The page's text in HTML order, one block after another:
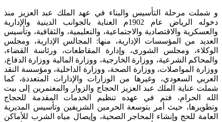
و شملت مرحلة التأسيس والبناء في عهد الملك عبد العزيز منذ
دخوله الرياض عام 1902م العناية بالجوانب الدينية والإدارية
والعسكرية والاقتصادية والاجتماعية، والتعليمية، والثقافية، وتأسيس
العديد من المؤسسات الإدارية، منها: المجالس الإدارية، ومجلس
الوكلاء، ومجلس الشورى، وإدارة المقاطعات، ورئاسة القضاء،
والمحاكم الشرعية، ووزارة الخارجية، ووزارة المالية ووزارة الدفاع،
ووزارة المواصلات، ووزارة الصحة، ووزارة الداخلية، ومؤسسة النقد
العربي السعودي، وغيرها من الوزارات والإدارات المتعددة، كما
شملت عناية الملك عبد العزيز الحجاج والزوار والمعتمرين إلى بيت
الله الحرام، فتم في عهده تنظيم الخدمات المقدمة للحجاج
وتطويرها، حيث أمر بتوسعة الحرمين الشريفين وتأسيس المديرية
العامة للحج وإنشاء المحاجر الصحية، وإيصال مياه الشرب للأماكن